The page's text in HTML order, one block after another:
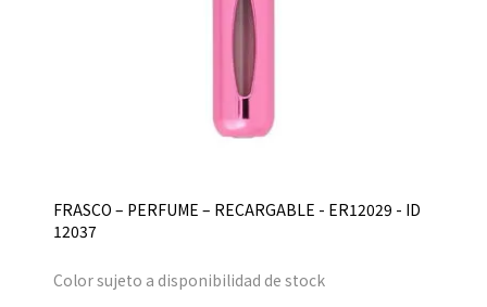
FRASCO – PERFUME – RECARGABLE - ER12029 - ID
12037
Color sujeto a disponibilidad de stock